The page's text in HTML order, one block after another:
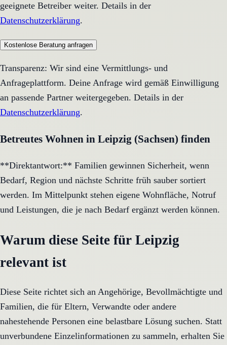
geeignete Betreiber weiter. Details in der
Datenschutzerklärung.
Kostenlose Beratung anfragen
Transparenz: Wir sind eine Vermittlungs- und
Anfrageplattform. Deine Anfrage wird gemäß Einwilligung
an passende Partner weitergegeben. Details in der
Datenschutzerklärung.
Betreutes Wohnen in Leipzig (Sachsen) finden
**Direktantwort:** Familien gewinnen Sicherheit, wenn
Bedarf, Region und nächste Schritte früh sauber sortiert
werden. Im Mittelpunkt stehen eigene Wohnfläche, Notruf
und Leistungen, die je nach Bedarf ergänzt werden können.
Warum diese Seite für Leipzig
relevant ist
Diese Seite richtet sich an Angehörige, Bevollmächtigte und
Familien, die für Eltern, Verwandte oder andere
nahestehende Personen eine belastbare Lösung suchen. Statt
unverbundene Einzelinformationen zu sammeln, erhalten Sie